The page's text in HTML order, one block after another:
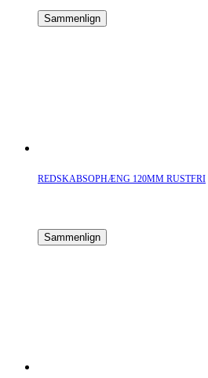
Sammenlign
REDSKABSOPHÆNG 120MM RUSTFRI
Sammenlign